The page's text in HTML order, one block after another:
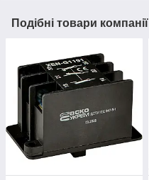
Подібні товари компанії